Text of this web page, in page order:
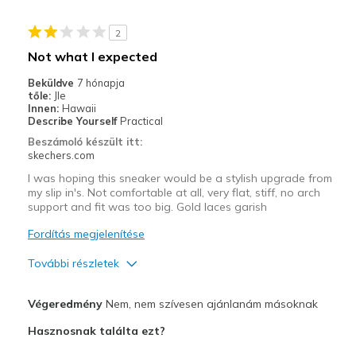
Casual Wear
Width
Sizing
Feels true to size
View On Shoes
I'm Into Shoes
2
Not what I expected
Beküldve 7 hónapja
tőle: Jle
Innen: Hawaii
Describe Yourself Practical
Beszámoló készült itt:
skechers.com
I was hoping this sneaker would be a stylish upgrade from
my slip in's. Not comfortable at all, very flat, stiff, no arch
support and fit was too big. Gold laces garish
Fordítás megjelenítése
További részletek
VégeredményNem, nem szívesen ajánlanám másoknak
Hasznosnak találta ezt?